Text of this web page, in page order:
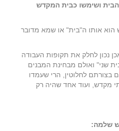
הבית ושימשו כבית המקדש
הוא אותו ה"בית" או שמא מדובר
נכון לחלק את תקופות העבודה
שני" ואולם מבחינת המבנים
בצורתם לחלוטין, הרי שעמדו
הבית לא פחות מ-4 בתי מקדש, ועוד אחד שהיה רק
שלמה: